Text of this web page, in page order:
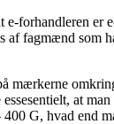
forhandleren
af fagmænd som
mærkerne
at
G, hvad end